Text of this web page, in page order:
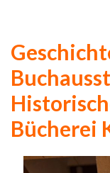
Bücherei